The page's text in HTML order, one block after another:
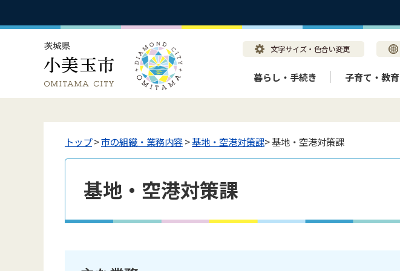
暮らし・手続き 子育て・教育
トップ>市の組織・業務内容>基地・空港対策課> 基地・空港対策課
基地・空港対策課